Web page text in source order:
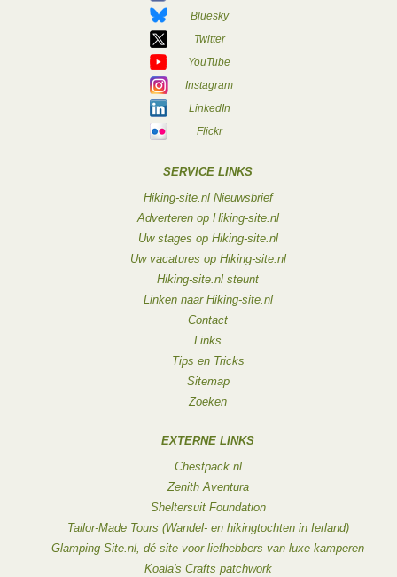
Bluesky
Twitter
YouTube
Instagram
LinkedIn
Flickr
SERVICE LINKS
Hiking-site.nl Nieuwsbrief
Adverteren op Hiking-site.nl
Uw stages op Hiking-site.nl
Uw vacatures op Hiking-site.nl
Hiking-site.nl steunt
Linken naar Hiking-site.nl
Contact
Links
Tips en Tricks
Sitemap
Zoeken
EXTERNE LINKS
Chestpack.nl
Zenith Aventura
Sheltersuit Foundation
Tailor-Made Tours (Wandel- en hikingtochten in Ierland)
Glamping-Site.nl, dé site voor liefhebbers van luxe kamperen
Koala's Crafts patchwork